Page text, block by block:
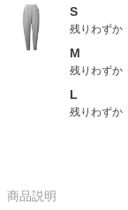
S
残りわずか
M
残りわずか
L
残りわずか
商品説明